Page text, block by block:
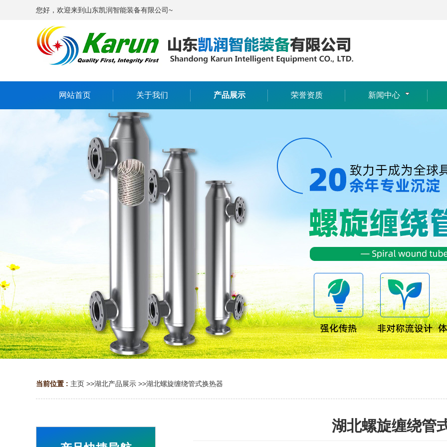
您好，欢迎来到山东凯润智能装备有限公司~
网站首页 关于我们 产品展示 荣誉资质 新闻中心
当前位置 : 主页 >>湖北产品展示 >>湖北螺旋缠绕管式换热器
湖北螺旋缠绕管